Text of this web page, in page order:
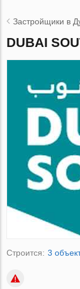
Застройщики в
DUBAI
Строится: 3